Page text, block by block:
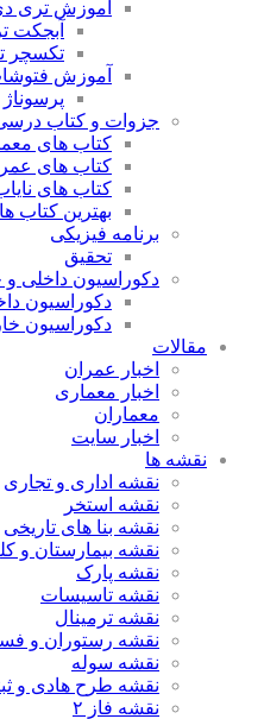
آموزش تری
تکسچر
آموزش
پرسوناژ
جزوات و کتاب
کتاب های
کتاب های
کتاب های
بهترین کتاب
برنامه فیزیکی
تحقیق
دکوراسیون داخلی
دکوراسیون
دکوراسیون
مقالات
اخبار عمران
اخبار معماری
معماران
اخبار سایت
نقشه ها
نقشه اداری و تجاری
نقشه استخر
نقشه بنا های تاریخی
نقشه بیمارستان و
نقشه پارک
نقشه تاسیسات
نقشه ترمینال
نقشه رستوران و
نقشه سوله
نقشه طرح هادی و
نقشه فاز ۲